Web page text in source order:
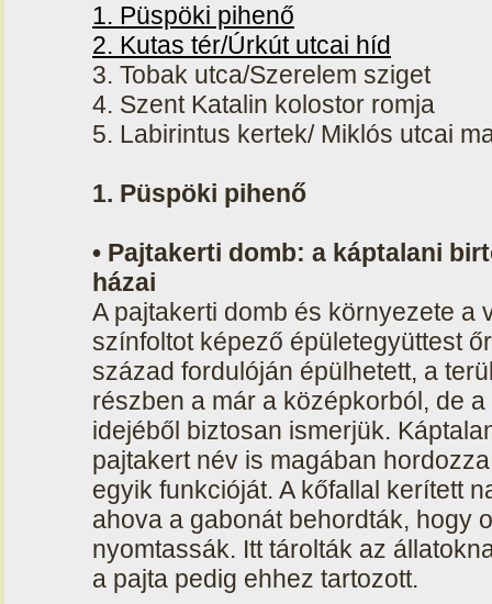
1. Püspöki pihenő
2. Kutas tér/Úrkút utcai híd
3. Tobak utca/Szerelem sziget
4. Szent Katalin kolostor romja
5. Labirintus kertek/ Miklós utcai
1. Püspöki pihenő
• Pajtakerti domb: a káptalani
házai
A pajtakerti domb és környezete a
színfoltot képező épületegyüttest
század fordulóján épülhetett, a
részben a már a középkorból, de
idejéből biztosan ismerjük.
pajtakert név is magában
egyik funkcióját. A kőfallal kerített
ahova a gabonát behordták, hogy
nyomtassák. Itt tárolták az
a pajta pedig ehhez tartozott.